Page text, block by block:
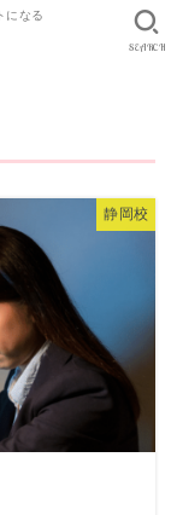
になる
SEARCH
静岡校